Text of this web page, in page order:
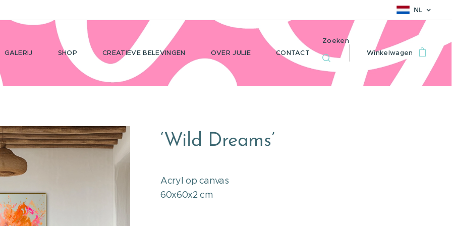
NL
GALERIJ SHOP CREATIEVE BELEVINGEN OVER JULIE CONTACT
Zoeken
Winkelwagen
‘Wild Dreams’
Acryl op canvas
60x60x2 cm